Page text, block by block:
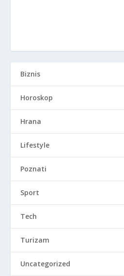
Biznis
Horoskop
Hrana
Lifestyle
Poznati
Sport
Tech
Turizam
Uncategorized